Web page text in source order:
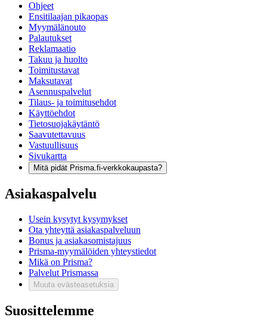
Ohjeet
Ensitilaajan pikaopas
Myymälänouto
Palautukset
Reklamaatio
Takuu ja huolto
Toimitustavat
Maksutavat
Asennuspalvelut
Tilaus- ja toimitusehdot
Käyttöehdot
Tietosuojakäytäntö
Saavutettavuus
Vastuullisuus
Sivukartta
Mitä pidät Prisma.fi-verkkokaupasta?
Asiakaspalvelu
Usein kysytyt kysymykset
Ota yhteyttä asiakaspalveluun
Bonus ja asiakasomistajuus
Prisma-myymälöiden yhteystiedot
Mikä on Prisma?
Palvelut Prismassa
Muuta evästeasetuksia
Suosittelemme